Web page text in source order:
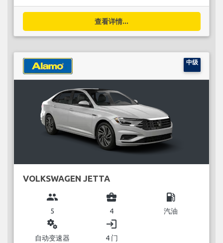
查看详情...
中级
VOLKSWAGEN JETTA
group
5
business_center
4
local_gas_station
汽油
miscellaneous_services
自动变速器
login
4 门